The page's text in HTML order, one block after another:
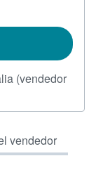
(vendedor
vendedor